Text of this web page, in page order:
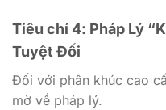
Tiêu chí 4: Pháp Lý
Tuyệt Đối
Đối với phân khúc cao
mờ về pháp lý.